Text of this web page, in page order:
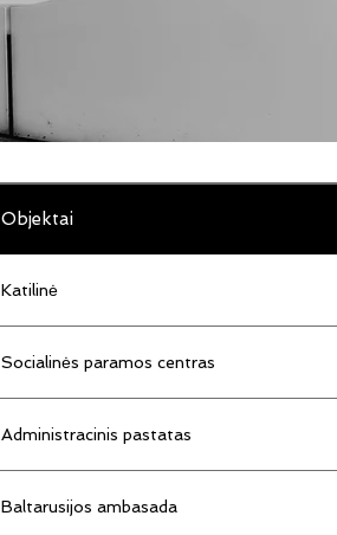
Objektai
Katilinė
Socialinės paramos centras
Administracinis pastatas
Baltarusijos ambasada